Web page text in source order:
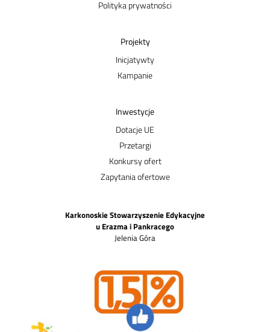
Polityka prywatności
Projekty
Inicjatywty
Kampanie
Inwestycje
Dotacje UE
Przetargi
Konkursy ofert
Zapytania ofertowe
Karkonoskie Stowarzyszenie Edykacyjne
u Erazma i Pankracego
Jelenia Góra